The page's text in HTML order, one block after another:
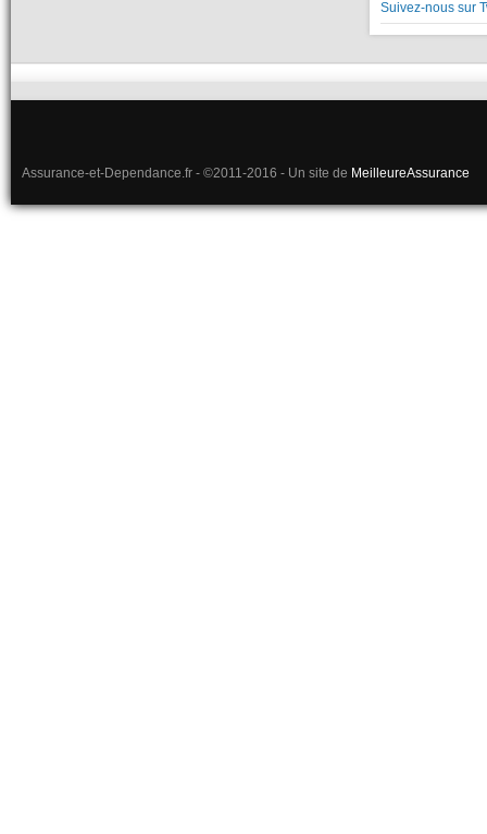
Suivez-nous sur
Assurance-et-Dependance.fr - ©2011-2016 - Un site de MeilleureAssurance